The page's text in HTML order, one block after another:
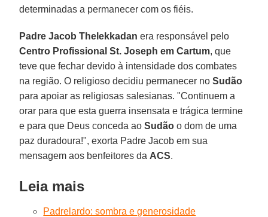
determinadas a permanecer com os fiéis.
Padre Jacob Thelekkadan era responsável pelo
Centro Profissional St. Joseph em Cartum, que
teve que fechar devido à intensidade dos combates
na região. O religioso decidiu permanecer noSudão
para apoiar as religiosas salesianas. "Continuem a
orar para que esta guerra insensata e trágica termine
e para que Deus conceda aoSudão o dom de uma
paz duradoura!", exorta Padre Jacob em sua
mensagem aos benfeitores da ACS.
Leia mais
Padrelardo: sombra e generosidade